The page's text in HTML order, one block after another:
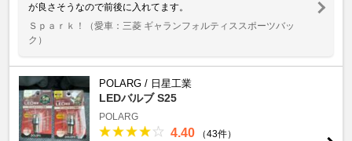
が良さそうなので前後に入れてます。
Ｓｐａｒｋ！
（愛車：三菱 ギャランフォルティススポーツバッ
ク）
POLARG / 日星工業
LEDバルブ S25
POLARG
4.40
（43件）